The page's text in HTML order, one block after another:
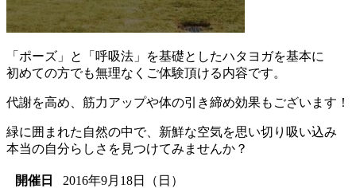
「ポーズ」と「呼吸法」を基礎としたハタヨガを基本に
初めての方でも無理なくご体験頂ける内容です。
代謝を高め、筋力アップや体の引き締め効果もございます！
緑に囲まれた自然の中で、新鮮な空気を思い切り吸い込み
本当の自分らしさを見つけてみませんか？
開催日 2016年9月18日（日）